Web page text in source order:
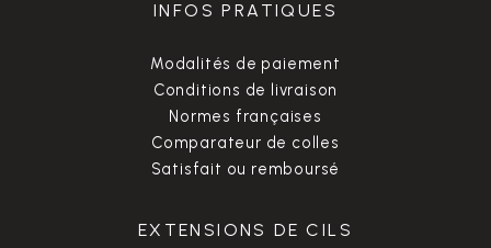
INFOS PRATIQUES
Modalités de paiement
Conditions de livraison
Normes françaises
Comparateur de colles
Satisfait ou remboursé
EXTENSIONS DE CILS